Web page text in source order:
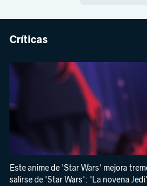
Críticas
Este anime de 'Star Wars' mejora
salirse de 'Star Wars': 'La novena